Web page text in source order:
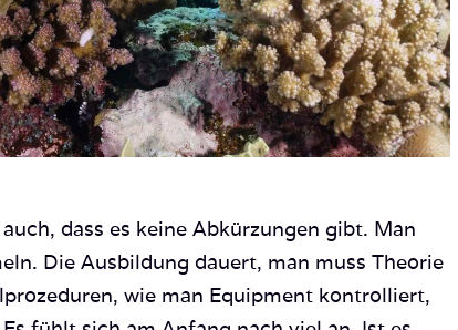
dass es keine Abkürzungen gibt. Man
Die Ausbildung dauert, man muss Theorie
wie man Equipment kontrolliert,